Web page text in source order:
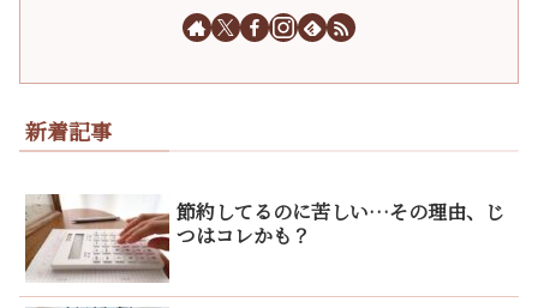
新着記事
節約してるのに苦しい…その理由、じ
つはコレかも？